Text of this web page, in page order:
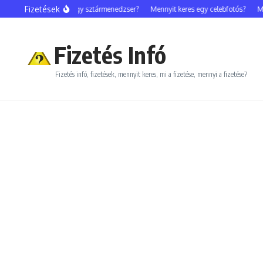
Ugrás a tartalomhoz
Fizetések
Mennyit keres egy sztármenedzser? Mennyit keres egy celebfotós?
Fizetés Infó
Fizetés infó, fizetések, mennyit keres, mi a fizetése, mennyi a fizetése?